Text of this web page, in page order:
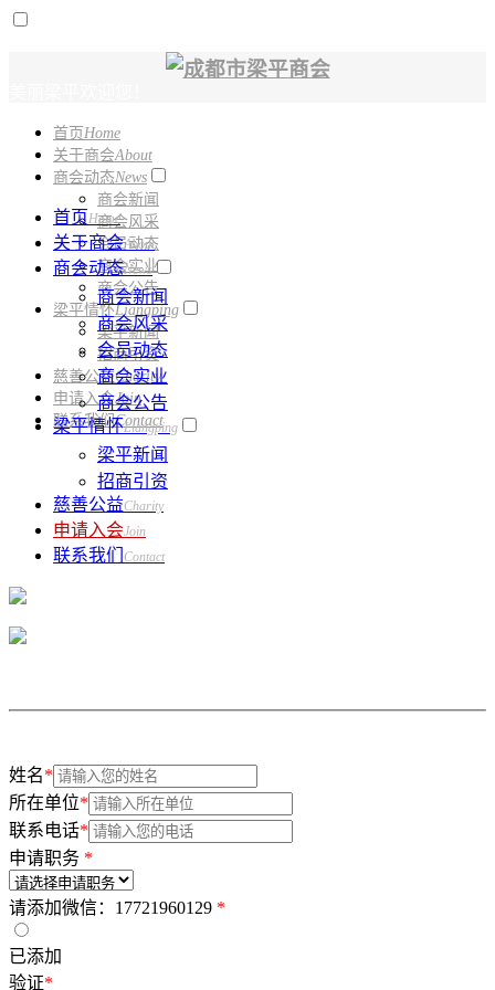
首页Home
关于商会About
商会动态News
商会新闻
商会风采
会员动态
商会实业
商会公告
梁平情怀Liangping
梁平新闻
招商引资
慈善公益Charity
申请入会Join
联系我们Contact
首页Home
关于商会About
商会动态News
商会新闻
商会风采
会员动态
商会实业
商会公告
梁平情怀Liangping
梁平新闻
招商引资
慈善公益Charity
申请入会Join
联系我们 Contact
姓名*
所在单位*
联系电话*
申请职务 *
请添加微信：17721960129 *
已添加
验证*